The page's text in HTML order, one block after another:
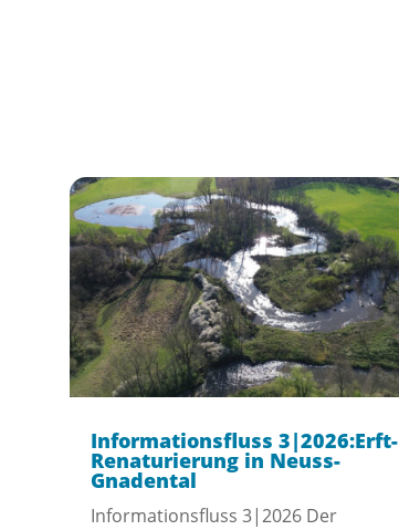
Informationsfluss 3|2026:Erft-
Renaturierung in Neuss-
Gnadental
Informationsfluss 3|2026 Der